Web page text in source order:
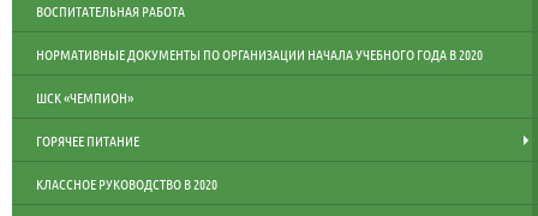
ВОСПИТАТЕЛЬНАЯ РАБОТА
НОРМАТИВНЫЕ ДОКУМЕНТЫ ПО ОРГАНИЗАЦИИ НАЧАЛА УЧЕБНОГО ГОДА В 2020
ШСК «ЧЕМПИОН»
ГОРЯЧЕЕ ПИТАНИЕ
КЛАССНОЕ РУКОВОДСТВО В 2020